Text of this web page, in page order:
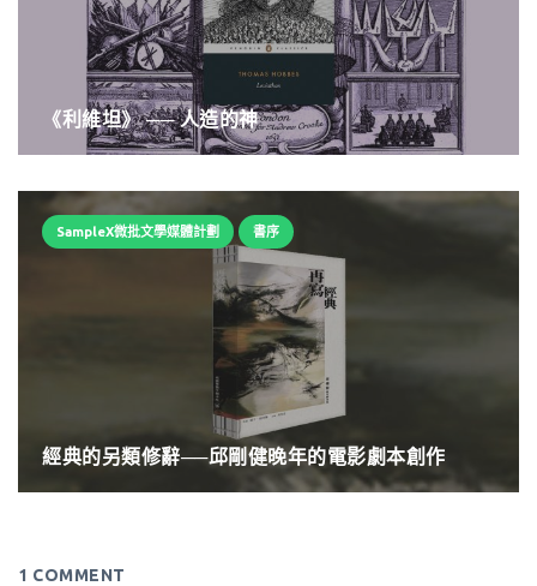
《利維坦》 ── 人造的神
SampleX微批文學媒體計劃 書序
經典的另類修辭──邱剛健晚年的電影劇本創作
1 COMMENT